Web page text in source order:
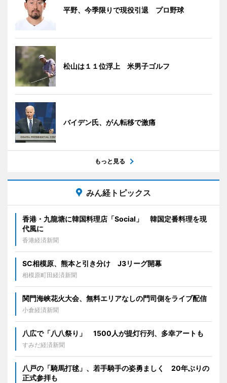
平野、今季限りで現役引退 プロ野球
松山は１１位浮上 米男子ゴルフ
バイデン氏、がん転移で激痛
もっと見る
みん経トピックス
香港・九龍塘に韓国料理店「Social」 韓国定番料理を現
代風に
香港経済新聞
SC相模原、熊本と引き分け J3リーグ開幕
相模原町田経済新聞
関門海峡花火大会、無料エリアなしの門司側をライブ配信
小倉経済新聞
八広で「八八祭り」 1500人が提灯行列、多幸アートも
すみだ経済新聞
八戸の「騎馬打毬」、若手騎手の姿勇ましく 20年ぶりの
正式参拝も